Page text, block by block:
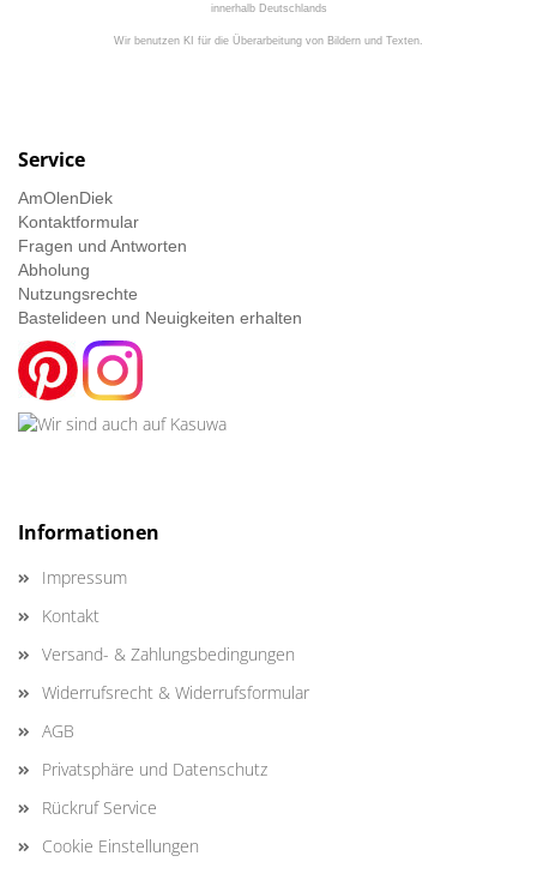
innerhalb Deutschlands
Wir benutzen KI für die Überarbeitung von Bildern und Texten.
Service
AmOlenDiek
Kontaktformular
Fragen und Antworten
Abholung
Nutzungsrechte
Bastelideen und Neuigkeiten erhalten
Informationen
Impressum
Kontakt
Versand- & Zahlungsbedingungen
Widerrufsrecht & Widerrufsformular
AGB
Privatsphäre und Datenschutz
Rückruf Service
Cookie Einstellungen